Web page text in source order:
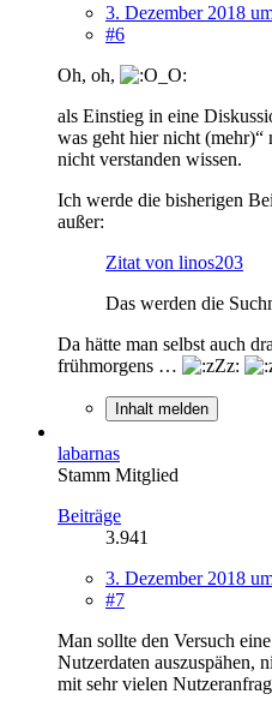
3. Dezember 2018
#6
Oh, oh,
als Einstieg in eine
was geht hier nicht (mehr)“
nicht verstanden wissen.
Ich werde die bisherigen
außer:
Zitat von linos203
Das werden die
Da hätte man selbst auch
frühmorgens …
Inhalt melden
labarnas
Stamm Mitglied
Beiträge
3.941
3. Dezember 2018
#7
Man sollte den Versuch
Nutzerdaten auszuspähen,
mit sehr vielen